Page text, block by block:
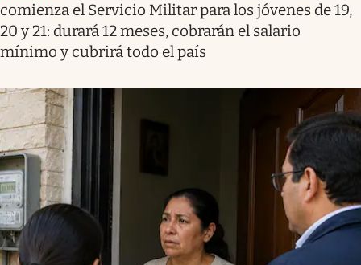
comienza el Servicio Militar para los jóvenes de 19,
20 y 21: durará 12 meses, cobrarán el salario
mínimo y cubrirá todo el país